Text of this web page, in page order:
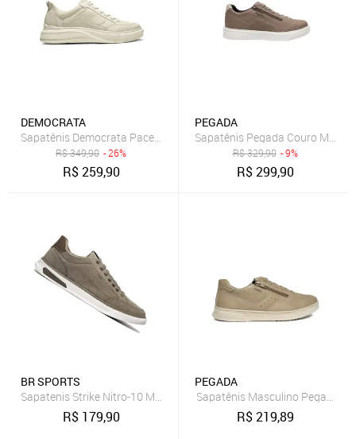
DEMOCRATA
Sapatênis Democrata Pace Calce Fácil Casual Masculino Bege
R$349,90 - 26%
R$259,90
PEGADA
Sapatênis Pegada Couro
R$329,90 - 9%
R$299,90
BR SPORTS
Sapatenis Strike Nitro-10 Masculino
R$ 179,90
PEGADA
Sapatênis Masculino Pegada
R$219,89